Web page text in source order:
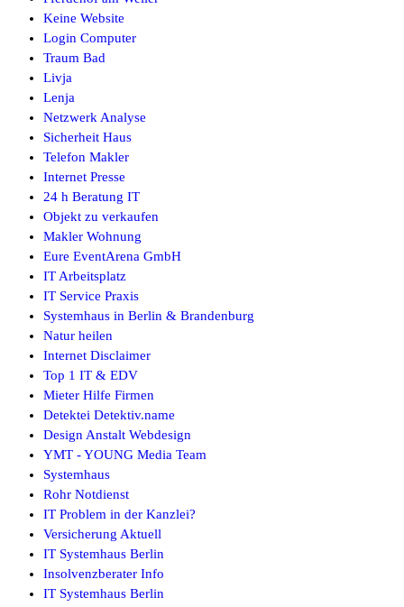
Keine Website
Login Computer
Traum Bad
Livja
Lenja
Netzwerk Analyse
Sicherheit Haus
Telefon Makler
Internet Presse
24 h Beratung IT
Objekt zu verkaufen
Makler Wohnung
Eure EventArena GmbH
IT Arbeitsplatz
IT Service Praxis
Systemhaus in Berlin & Brandenburg
Natur heilen
Internet Disclaimer
Top 1 IT & EDV
Mieter Hilfe Firmen
Detektei Detektiv.name
Design Anstalt Webdesign
YMT - YOUNG Media Team
Systemhaus
Rohr Notdienst
IT Problem in der Kanzlei?
Versicherung Aktuell
IT Systemhaus Berlin
Insolvenzberater Info
IT Systemhaus Berlin